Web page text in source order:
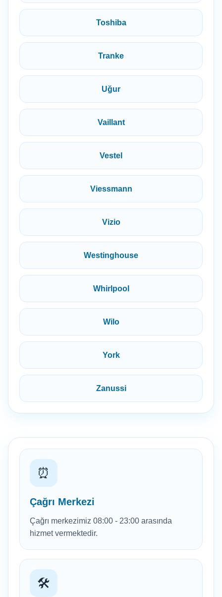
Toshiba
Tranke
Uğur
Vaillant
Vestel
Viessmann
Vizio
Westinghouse
Whirlpool
Wilo
York
Zanussi
⏰
Çağrı Merkezi
Çağrı merkezimiz 08:00 - 23:00 arasında
hizmet vermektedir.
🛠️